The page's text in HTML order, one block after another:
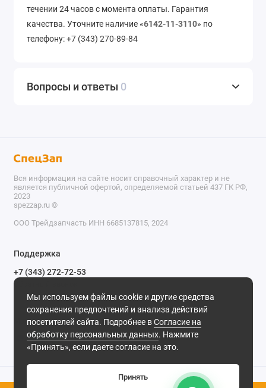
течении 24 часов с момента оплаты. Гарантия
качества. Уточните наличие «6142-11-3110» по
телефону: +7 (343) 270-89-84
Вопросы и ответы 0
Мы используем файлы cookie и другие средства
сохранения предпочтений и анализа действий
посетителей сайта. Подробнее вСогласие на
обработку персональных данных. Нажмите
«Принять», если даете согласие на это.
Принять
Вся информация на сайте носит справочный характер и не
является публичной офертой, определяемой статьей 437 ГК РФ,
2023
spezzap.ru ©️
ООО Трейдзапчасть ИНН 6685137815, 2024
Поддержка
+7 (343) 272-72-53
Обратный звонок
620030, г. Екатеринбург, ул. Карьерная, д. 14, оф. 14.
Мы в сети